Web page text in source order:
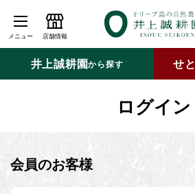
メニュー 店舗情報
井上誠耕園から探す せ
ログイン
会員のお客様